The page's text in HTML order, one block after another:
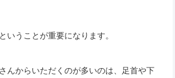
いうことが重要になります。
んからいただくのが多いのは、足首や下